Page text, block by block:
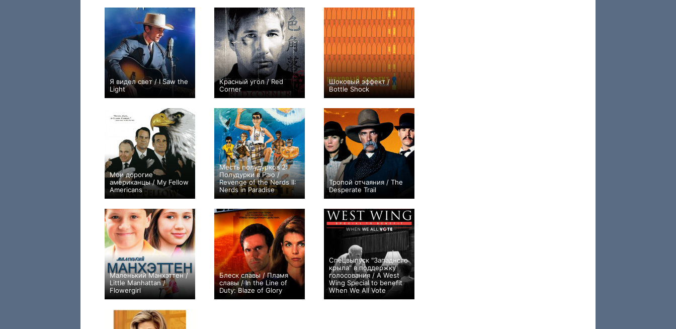
Я видел свет / I Saw the
Light
0
Красный угол / Red
Corner
−1
Шоковый эффект /
Bottle Shock
+1
Мои дорогие
американцы / My Fellow
Americans
+3
Месть полудурков 2:
Полудурки в Раю /
Revenge of the Nerds II:
Nerds in Paradise
+1
Тропой отчаяния / The
Desperate Trail
0
Маленький Манхэттен /
Little Manhattan /
Flowergirl
+1
Блеск славы / Пламя
славы / In the Line of
Duty: Blaze of Glory
0
Спецвыпуск "Западного
крыла" в поддержку
голосования / A West
Wing Special to benefit
When We All Vote
0